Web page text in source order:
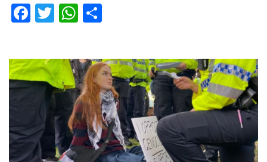
Facebook
TwitterWhatsApp